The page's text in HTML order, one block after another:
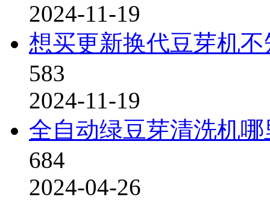
2024-11-19
想买更新换代豆芽机
583
2024-11-19
全自动绿豆芽清洗机
684
2024-04-26